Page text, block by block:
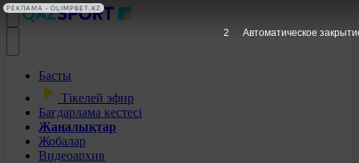
Басты
Тікелей эфир
Бағдарлама кестесі
Жаңалықтар
Жобалар
Видеоархив
1 Автоматическое
РЕКЛАМА • OLIMPBET.KZ